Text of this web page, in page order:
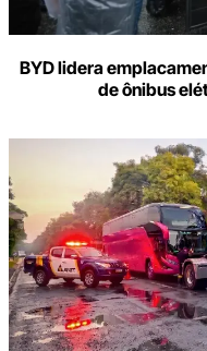
BYD lidera
de ônibus